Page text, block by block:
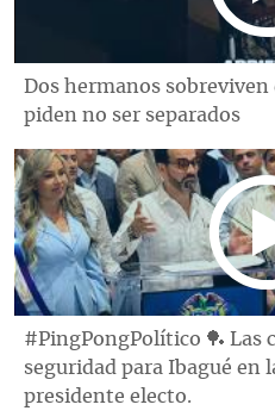
Dos hermanos sobreviven
piden no ser separados
#PingPongPolítico 🏓 Las
seguridad para Ibagué en
presidente electo.